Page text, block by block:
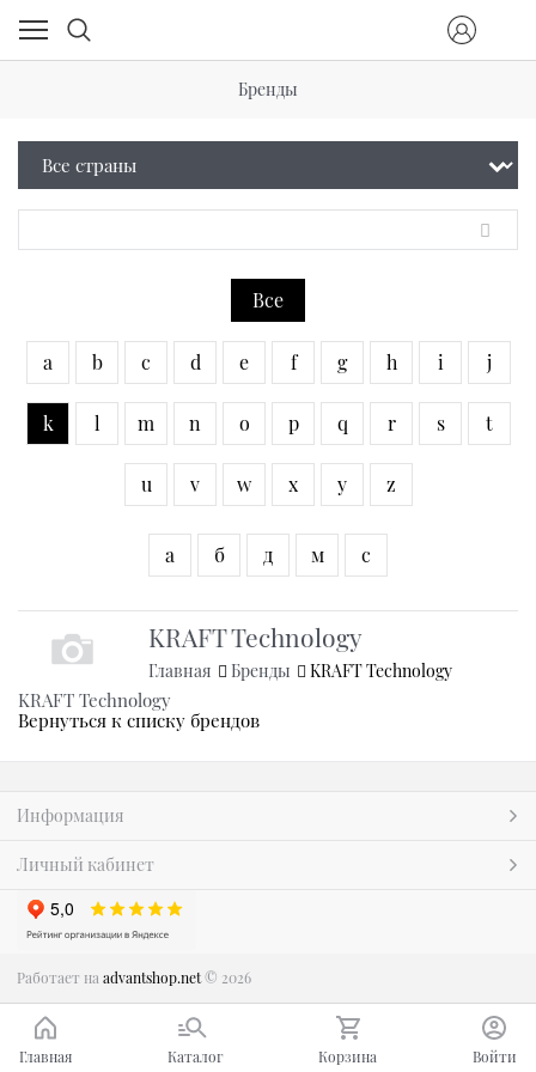
Бренды
Все
a b c d e f g h i j
k l m n o p q r s t
u v w x y z
а б д м с
KRAFT Technology
Главная Бренды KRAFT Technology
KRAFT Technology
Вернуться к списку брендов
Информация
Личный кабинет
Работает на advantshop.net© 2026
Главная Каталог Корзина Войти